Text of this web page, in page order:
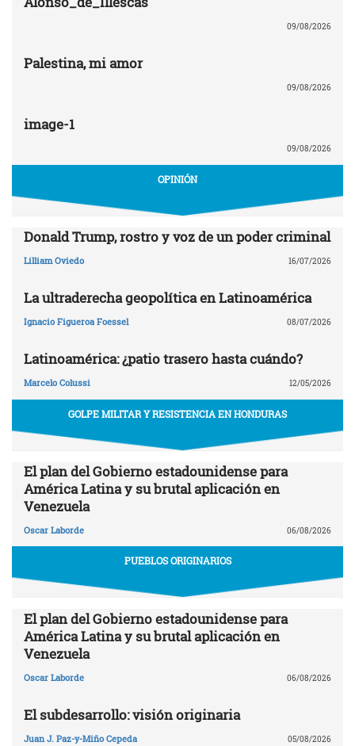
09/08/2026
Palestina, mi amor
09/08/2026
image-1
09/08/2026
OPINIÓN
Donald Trump, rostro y voz de un poder criminal
Lilliam Oviedo 16/07/2026
La ultraderecha geopolítica en Latinoamérica
Ignacio Figueroa Foessel 08/07/2026
Latinoamérica: ¿patio trasero hasta cuándo?
Marcelo Colussi 12/05/2026
GOLPE MILITAR Y RESISTENCIA EN HONDURAS
El plan del Gobierno estadounidense para
América Latina y su brutal aplicación en
Venezuela
Oscar Laborde 06/08/2026
PUEBLOS ORIGINARIOS
El plan del Gobierno estadounidense para
América Latina y su brutal aplicación en
Venezuela
Oscar Laborde 06/08/2026
El subdesarrollo: visión originaria
Juan J. Paz-y-Miño Cepeda 05/08/2026